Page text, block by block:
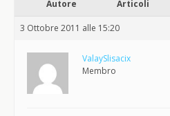
Autore Articoli
3 Ottobre 2011 alle 15:20
ValaySlisacix
Membro